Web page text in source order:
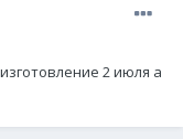
2 июля а